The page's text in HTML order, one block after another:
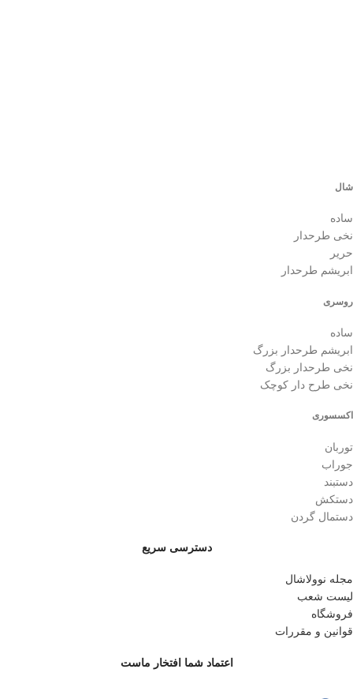
شال
ساده
نخی طرحدار
حریر
ابریشم طرحدار
روسری
ساده
ابریشم طرحدار بزرگ
نخی طرحدار بزرگ
نخی طرح دار کوچک
اکسسوری
توربان
جوراب
دستبند
دستکش
دستمال گردن
دسترسی سریع
مجله نوولاشال
لیست شعب
فروشگاه
قوانین و مقررات
اعتماد شما افتخار ماست